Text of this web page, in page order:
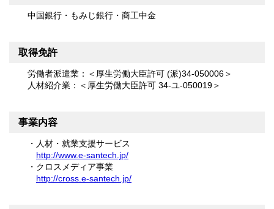
中国銀行・もみじ銀行・商工中金
取得免許
労働者派遣業：＜厚生労働大臣許可 (派)34-050006＞
人材紹介業：＜厚生労働大臣許可 34-ユ-050019＞
事業内容
・人材・就業支援サービス
http://www.e-santech.jp/
・クロスメディア事業
http://cross.e-santech.jp/